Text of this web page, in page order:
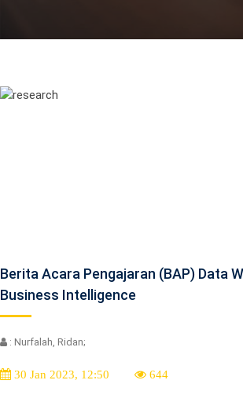
Berita Acara Pengajaran (BAP) Data
Business Intelligence
: Nurfalah, Ridan;
30 Jan 2023, 12:50 644